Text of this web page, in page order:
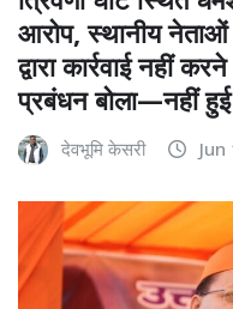
आरोप, स्थानीय
द्वारा कार्रवाई नहीं
प्रबंधन बोला—नहीं हुई
देवभूमि केसरी